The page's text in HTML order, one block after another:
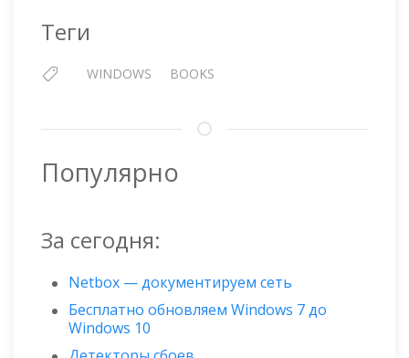
Теги
WINDOWS BOOKS
Популярно
За сегодня:
Netbox — документируем сеть
Бесплатно обновляем Windows 7 до
Windows 10